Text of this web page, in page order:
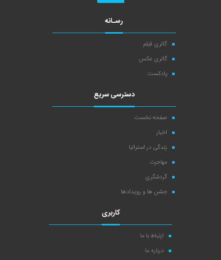
رسـانه
گالری فیلم
گالری عکس
پادکست
دسترسی سریع
صفحه نخست
اخبار
زندگی در استرالیا
مهاجرت
گردشگری
جشن ها و رویدادها
کاربری
ارتباط با ما
درباره ما